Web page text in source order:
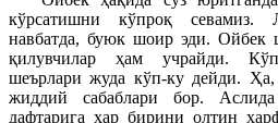
кўрсатишни кўпроқ
навбатда, буюк шоир эди. Ойбек
қилувчилар ҳам учрайди.
шеърлари жуда кўп-ку дейди.
жиддий сабаблари бор.
дафтарига ҳар бирини олтин